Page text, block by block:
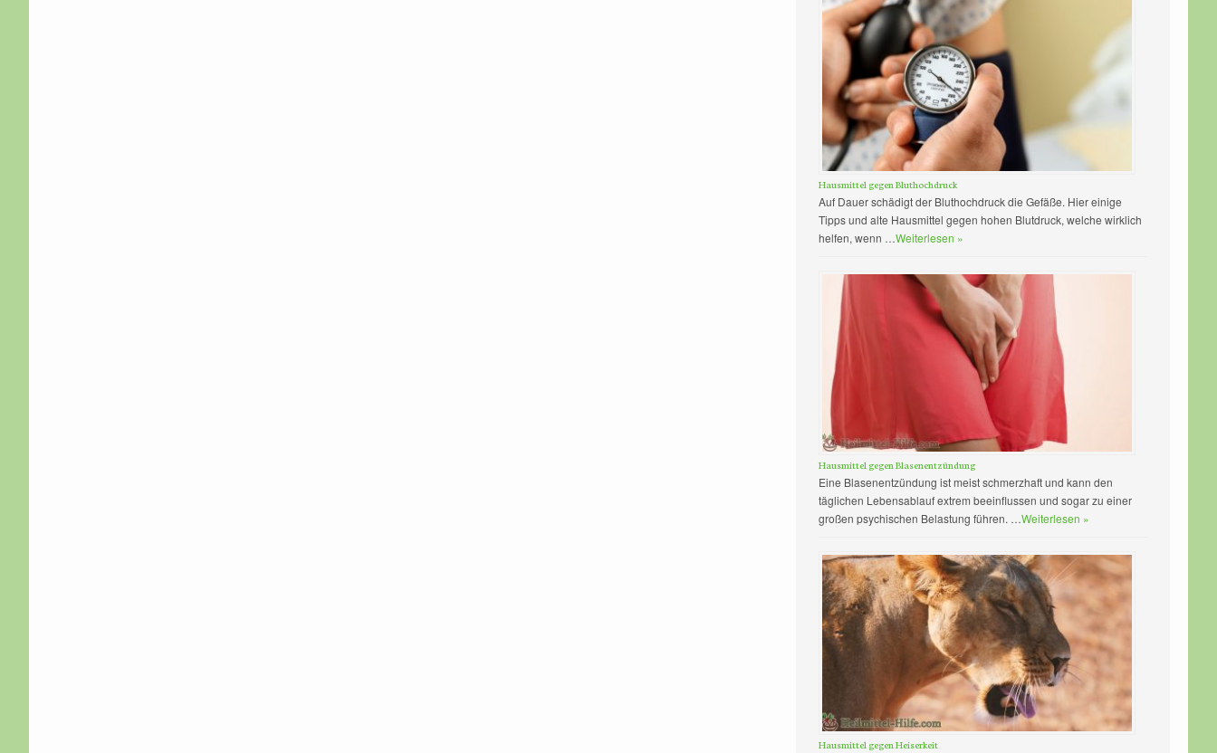
Hausmittel gegen Bluthochdruck
Auf Dauer schädigt der Bluthochdruck die Gefäße. Hier einige
Tipps und alte Hausmittel gegen hohen Blutdruck, welche wirklich
helfen, wenn …Weiterlesen »
Hausmittel gegen Blasenentzündung
Eine Blasenentzündung ist meist schmerzhaft und kann den
täglichen Lebensablauf extrem beeinflussen und sogar zu einer
großen psychischen Belastung führen. …Weiterlesen »
Hausmittel gegen Heiserkeit